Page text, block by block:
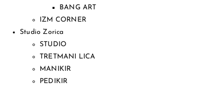
BANG ART
IZM CORNER
Studio Zorica
STUDIO
TRETMANI LICA
MANIKIR
PEDIKIR